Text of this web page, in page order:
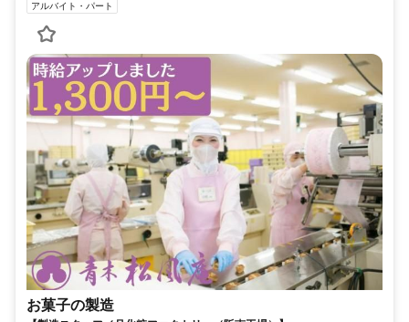
アルバイト・パート
お菓子の製造